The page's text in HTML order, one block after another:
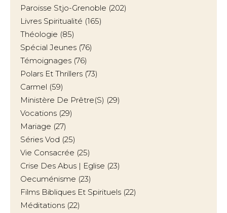
Paroisse Stjo-Grenoble (202)
Livres Spiritualité (165)
Théologie (85)
Spécial Jeunes (76)
Témoignages (76)
Polars Et Thrillers (73)
Carmel (59)
Ministère De Prêtre(s) (29)
Vocations (29)
Mariage (27)
Séries Vod (25)
Vie Consacrée (25)
Crise Des Abus | Eglise (23)
Oecuménisme (23)
Films Bibliques Et Spirituels (22)
Méditations (22)